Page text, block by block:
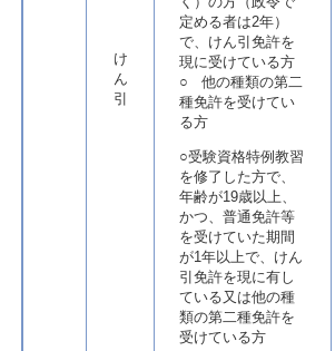
け
ん
引
定める者は2年）
で、けん引免許を
現に受けている方
○ 他の種類の第二
種免許を受けてい
る方
○受験資格特例教習
を修了した方で、
年齢が19歳以上、
かつ、普通免許等
を受けていた期間
が1年以上で、けん
引免許を現に有し
ている又は他の種
類の第二種免許を
受けている方